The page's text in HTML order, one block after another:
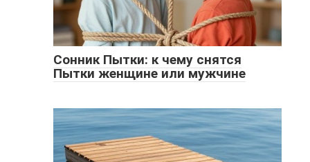
Сонник Пытки: к чему снятся
Пытки женщине или мужчине